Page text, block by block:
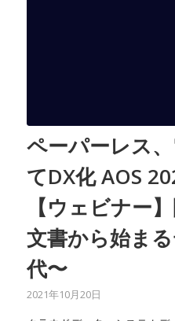
ペーパーレス
てDX化 AOS
【ウェビナー
文書から始ま
代〜
2021年10月20日